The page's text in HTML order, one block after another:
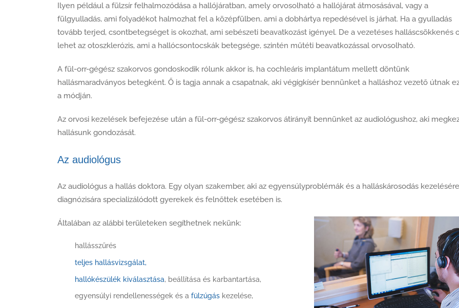
Ilyen például a fülzsír felhalmozódása a hallójáratban, amely orvosolható a hallójárat átmosásával, vagy a
fülgyulladás, ami folyadékot halmozhat fel a középfülben, ami a dobhártya repedésével is járhat. Ha a gyulladás
tovább terjed, csontbetegséget is okozhat, ami sebészeti beavatkozást igényel. De a vezetéses halláscsökkenés
lehet az otoszklerózis, ami a hallócsontocskák betegsége, szintén műtéti beavatkozással orvosolható.
A fül-orr-gégész szakorvos gondoskodik rólunk akkor is, ha cochleáris implantátum mellett döntünk
hallásmaradványos betegként. Ő is tagja annak a csapatnak, aki végigkísér bennünket a halláshoz vezető útnak
a módján.
Az orvosi kezelések befejezése után a fül-orr-gégész szakorvos átirányít bennünket az audiológushoz, aki
hallásunk gondozását.
Az audiológus
Az audiológus a hallás doktora. Egy olyan szakember, aki az egyensúlyproblémák és a halláskárosodás
diagnózisára specializálódott gyerekek és felnőttek esetében is.
Általában az alábbi területeken segíthetnek nekünk:
hallásszűrés
teljes hallásvizsgálat,
hallókészülék kiválasztása, beállítása és karbantartása,
egyensúlyi rendellenességek és a fülzúgáskezelése,